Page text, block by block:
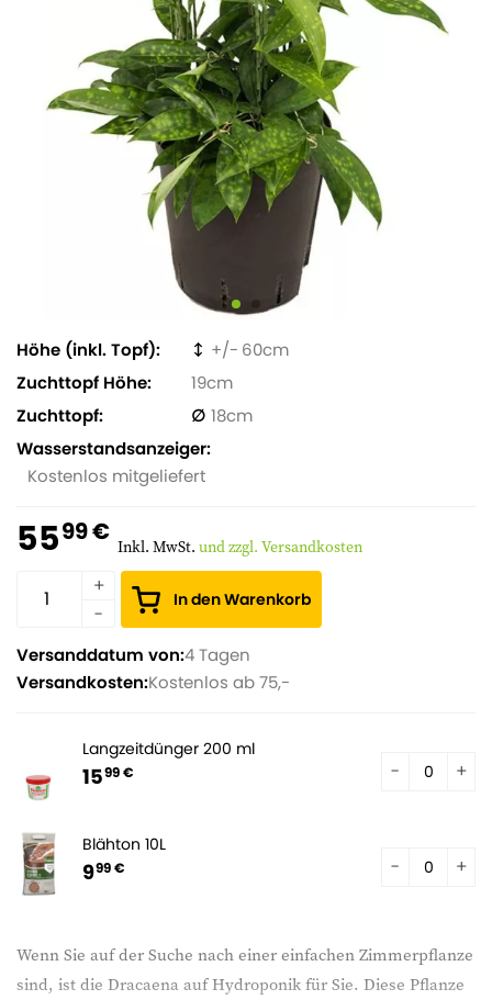
Wenn Sie auf der Suche nach einer einfachen Zimmerpflanze
sind, ist die Dracaena auf Hydroponik für Sie. Diese Pflanze
Höhe (inkl. Topf)
60
Zuchttopf Höhe
19
Zuchttopf
18
Wasserstandsanzeiger
Kostenlos mitgeliefert
5599 € Inkl. MwSt. und zzgl. Versandkosten
In den Warenkorb
Versanddatum von:4 Tagen
Versandkosten:Kostenlos ab 75,-
Langzeitdünger 200 ml
1599 €
Blähton 10L
999 €